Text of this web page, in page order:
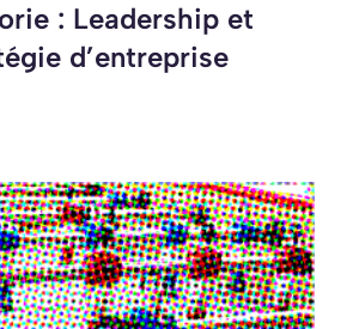
: Leadership et
d’entreprise